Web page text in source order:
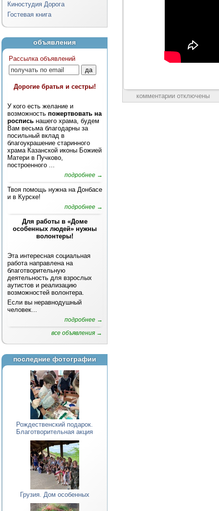
Киностудия Дорога
Гостевая книга
объявления
Рассылка объявлений
Дорогие братья и сестры!
У кого есть желание и
возможность пожертвовать на
роспись нашего храма, будем
Вам весьма благодарны за
посильный вклад в
благоукрашение старинного
храма Казанской иконы Божией
Матери в Пучково,
построенного ...
подробнее →
Твоя помощь нужна на Донбасе
и в Курске!
подробнее →
Для работы в «Доме
особенных людей» нужны
волонтеры!
Эта интересная социальная
работа направлена на
благотворительную
деятельность для взрослых
аутистов и реализацию
возможностей волонтера.
Если вы неравнодушный
человек...
подробнее →
все объявления →
последние фотографии
Рождественский подарок.
Благотворительная акция
Грузия. Дом особенных
комментарии отключены